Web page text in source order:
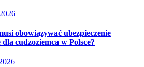
obowiązywać ubezpieczenie
cudzoziemca w Polsce?